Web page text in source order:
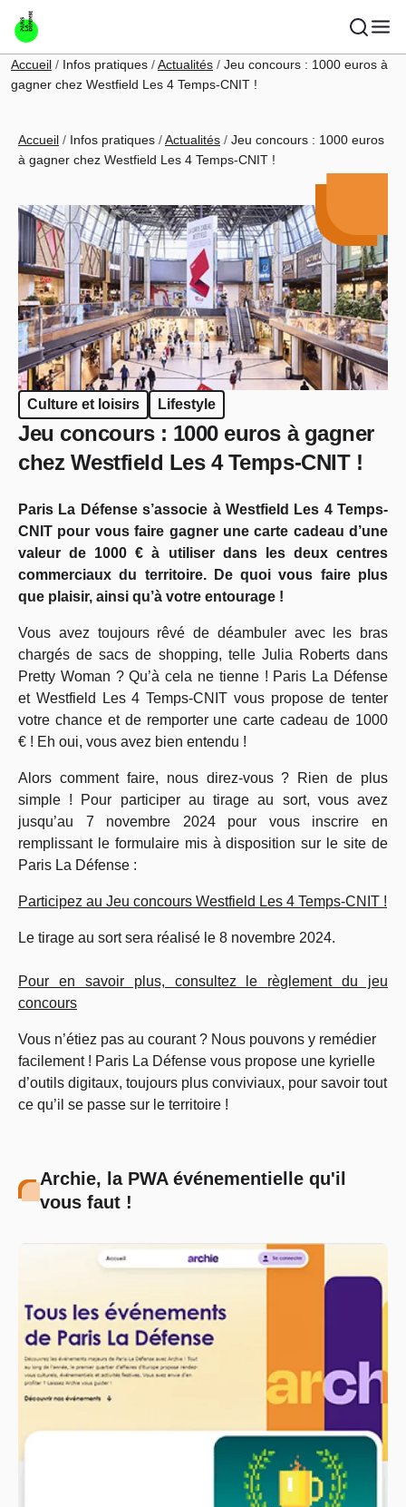
Aller au contenu principal
Fil d'Ariane
Accueil Infos pratiques Actualités
Jeu concours : 1000 euros à
gagner chez Westfield Les 4 Temps-CNIT !
Fil d'Ariane
Accueil Infos pratiques Actualités
Jeu concours : 1000 euros
à gagner chez Westfield Les 4 Temps-CNIT !
Culture et loisirs Lifestyle
Jeu concours : 1000 euros à gagner
chez Westfield Les 4 Temps-CNIT !
Paris La Défense s’associe à Westfield Les 4 Temps-
CNIT pour vous faire gagner une carte cadeau d’une
valeur de 1000 € à utiliser dans les deux centres
commerciaux du territoire. De quoi vous faire plus
que plaisir, ainsi qu’à votre entourage !
Vous avez toujours rêvé de déambuler avec les bras
chargés de sacs de shopping, telle Julia Roberts dans
Pretty Woman ? Qu’à cela ne tienne ! Paris La Défense
et Westfield Les 4 Temps-CNIT vous propose de tenter
votre chance et de remporter une carte cadeau de 1000
€ ! Eh oui, vous avez bien entendu !
Alors comment faire, nous direz-vous ? Rien de plus
simple ! Pour participer au tirage au sort, vous avez
jusqu’au 7 novembre 2024 pour vous inscrire en
remplissant le formulaire mis à disposition sur le site de
Paris La Défense :
Participez au Jeu concours Westfield Les 4 Temps-CNIT !
Le tirage au sort sera réalisé le 8 novembre 2024.
Pour en savoir plus, consultez le règlement du jeu
concours
Vous n’étiez pas au courant ? Nous pouvons y remédier
facilement ! Paris La Défense vous propose une kyrielle
d’outils digitaux, toujours plus conviviaux, pour savoir tout
ce qu’il se passe sur le territoire !
Archie, la PWA événementielle qu'il
vous faut !